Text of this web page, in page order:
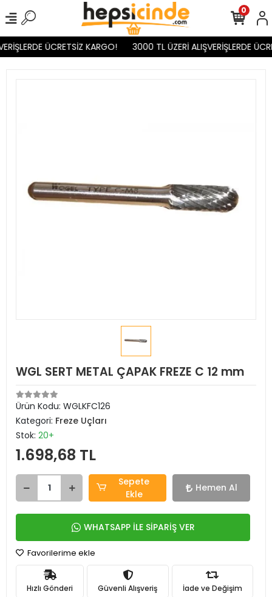
ÜCRETSİZ KARGO! 3000 TL ÜZERİ ALIŞVERİŞLERDE
0
WGL SERT METAL ÇAPAK FREZE C 12 mm
Ürün Kodu: WGLKFC126
Kategori: Freze Uçları
Stok: 20+
1.698,68 TL
Sepete
Ekle
Hemen Al
WHATSAPP İLE SİPARİŞ VER
Favorilerime ekle
Hızlı Gönderi Güvenli Alışveriş İade ve Değişim